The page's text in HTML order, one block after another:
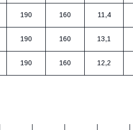
190 160 11,4
190 160 13,1
190 160 12,2